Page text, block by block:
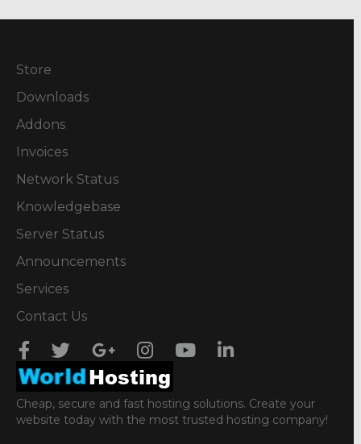
Store
Downloads
Addons
Invoices
Network Status
Knowledgebase
Server Status
Announcements
Services
Contact Us
Cheap, secure and fast hosting solutions. Create your
website today with the most trusted hosting company!